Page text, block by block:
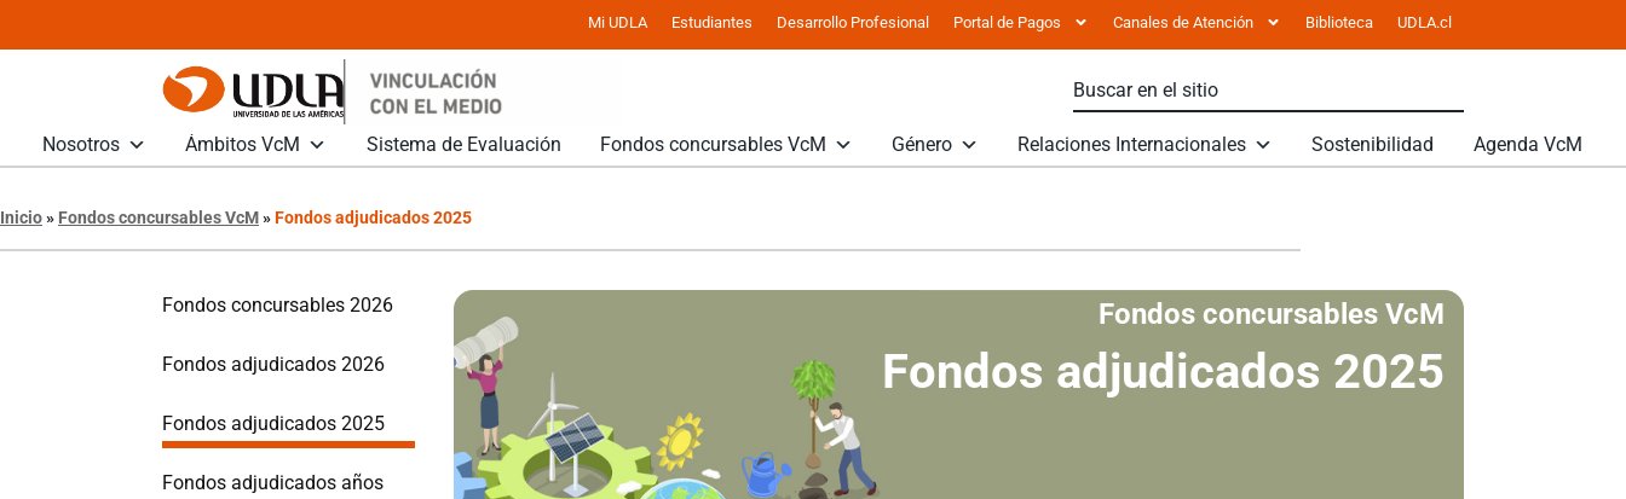
Mi UDLA Estudiantes Desarrollo Profesional Portal de Pagos Canales de Atención Biblioteca UDLA.cl
Nosotros Ámbitos VcM Sistema de Evaluación Fondos concursables VcM Género Relaciones Internacionales Sostenibilidad Agenda VcM
Inicio» Fondos concursables VcM»Fondos adjudicados 2025
Fondos concursables 2026
Fondos adjudicados 2026
Fondos adjudicados 2025
Fondos adjudicados años
Fondos concursables VcM
Fondos adjudicados 2025